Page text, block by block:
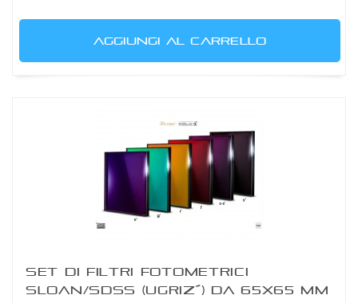
AGGIUNGI AL CARRELLO
SET DI FILTRI FOTOMETRICI
SLOAN/SDSS (UGRIZ´) DA 65X65 MM